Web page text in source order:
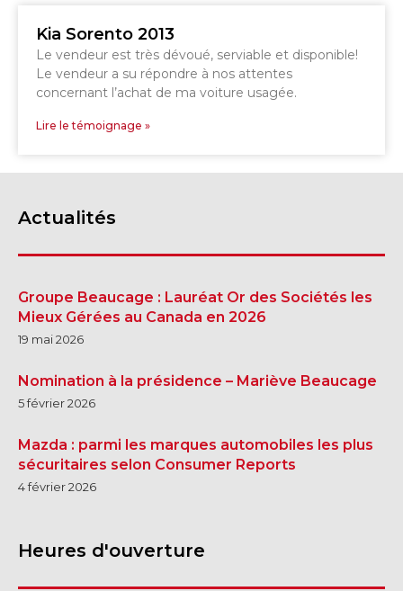
Kia Sorento 2013
Le vendeur est très dévoué, serviable et disponible!
Le vendeur a su répondre à nos attentes
concernant l’achat de ma voiture usagée.
Lire le témoignage »
Actualités
Groupe Beaucage : Lauréat Or des Sociétés les
Mieux Gérées au Canada en 2026
19 mai 2026
Nomination à la présidence – Mariève Beaucage
5 février 2026
Mazda : parmi les marques automobiles les plus
sécuritaires selon Consumer Reports
4 février 2026
Heures d'ouverture